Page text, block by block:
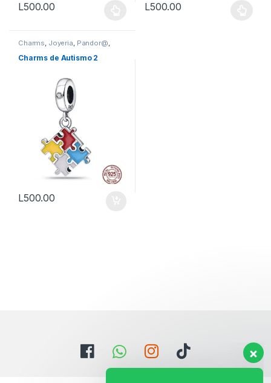
L500.00 L500.00
Charms, Joyeria, Pandor@,
Charms de Autismo 2
L500.00